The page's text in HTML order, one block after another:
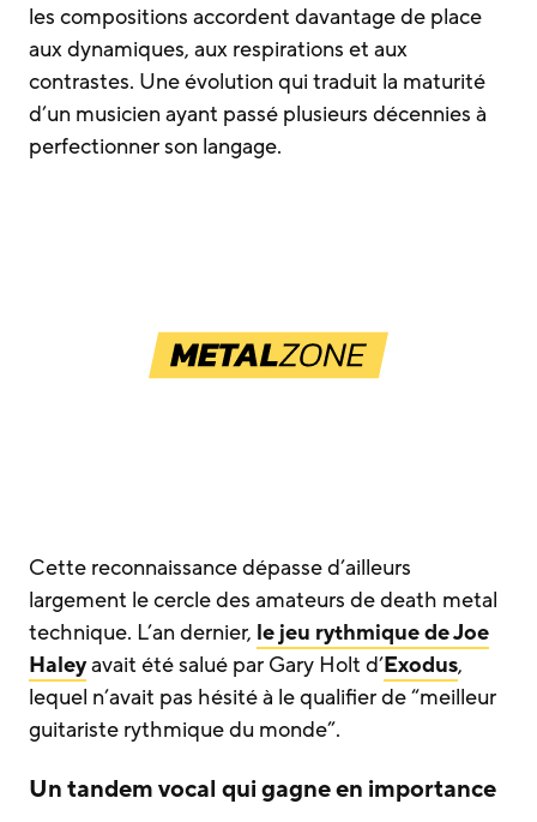
les compositions accordent davantage de place
aux dynamiques, aux respirations et aux
contrastes. Une évolution qui traduit la maturité
d’un musicien ayant passé plusieurs décennies à
perfectionner son langage.
Cette reconnaissance dépasse d’ailleurs
largement le cercle des amateurs de death metal
technique. L’an dernier, le jeu rythmique de Joe
Haleyavait été salué par Gary Holt d’Exodus,
lequel n’avait pas hésité à le qualifier de “meilleur
guitariste rythmique du monde”.
Un tandem vocal qui gagne en importance